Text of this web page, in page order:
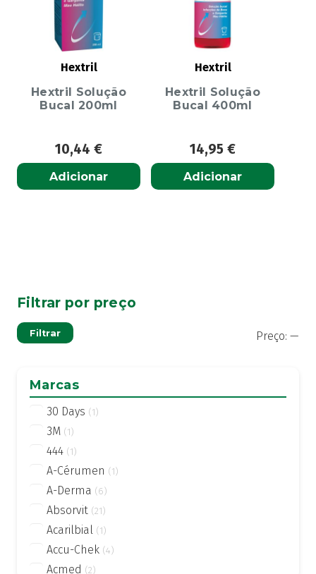
Hextril
Hextril Solução
Bucal 200ml
10,44 €
Adicionar
Hextril
Hextril Solução
Bucal 400ml
14,95 €
Adicionar
Filtrar por preço
Filtrar Preço: —
Marcas
30 Days (1)
3M (1)
444 (1)
A-Cérumen (1)
A-Derma (6)
Absorvit (21)
Acarilbial (1)
Accu-Chek (4)
Acmed (2)